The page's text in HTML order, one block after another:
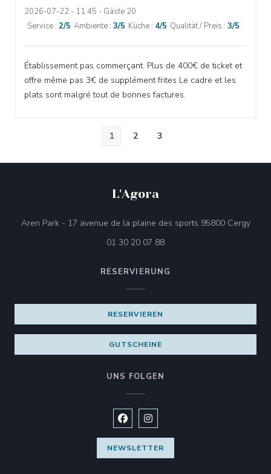
2026-07-22 - 11:45 - Gäste 20
Service : 2/5 Ambiente : 3/5 Küche : 4/5 Qualität / Preis : 3/5
Établissement pas commerçant. Plus de 400€ de ticket et
offre même pas 3€ de supplément frites Le cadre et les
plats sont malgré tout de bonnes factures.
1 2 3
L'Agora
Aren Park - 17 avenue de la plaine des sports 95800 Cergy
01 30 20 07 88
RESERVIERUNG
RESERVIEREN
GUTSCHEINE
UNS FOLGEN
Facebook ((öffnet ein neues
Instagram ((öffnet ein neues
NEWSLETTER